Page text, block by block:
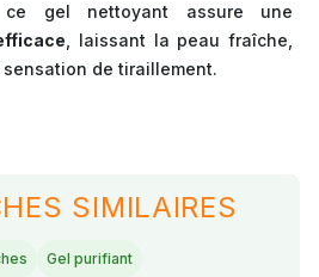
ce gel nettoyant assure une
, laissant la peau fraîche,
de tiraillement.
SIMILAIRES
Gel purifiant